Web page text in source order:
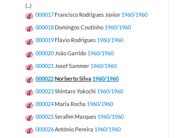
(...)
000017 Francisco Rodrigues Júnior 1960/1960
000018 Domingos Coutinho 1960/1960
000019 Flávio Rodrigues 1960/1960
000020 João Garrido 1960/1960
000021 Josef Sammer 1960/1960
000022Norberto Silva 1960/1960
000023Shintaro Yokochi 1960/1960
000024 Maria Rocha 1960/1960
000025Serafim Marques 1960/1960
000026António Pereira 1960/1960